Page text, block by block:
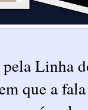
Linha
que a